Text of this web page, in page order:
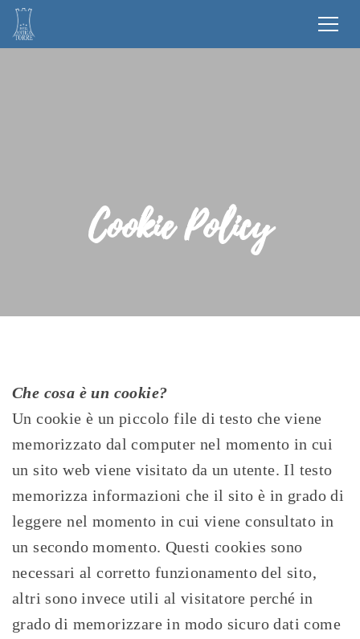
Cookie Policy
Che cosa è un cookie?
Un cookie è un piccolo file di testo che viene
memorizzato dal computer nel momento in cui
un sito web viene visitato da un utente. Il testo
memorizza informazioni che il sito è in grado di
leggere nel momento in cui viene consultato in
un secondo momento. Questi cookies sono
necessari al corretto funzionamento del sito,
altri sono invece utili al visitatore perché in
grado di memorizzare in modo sicuro dati come